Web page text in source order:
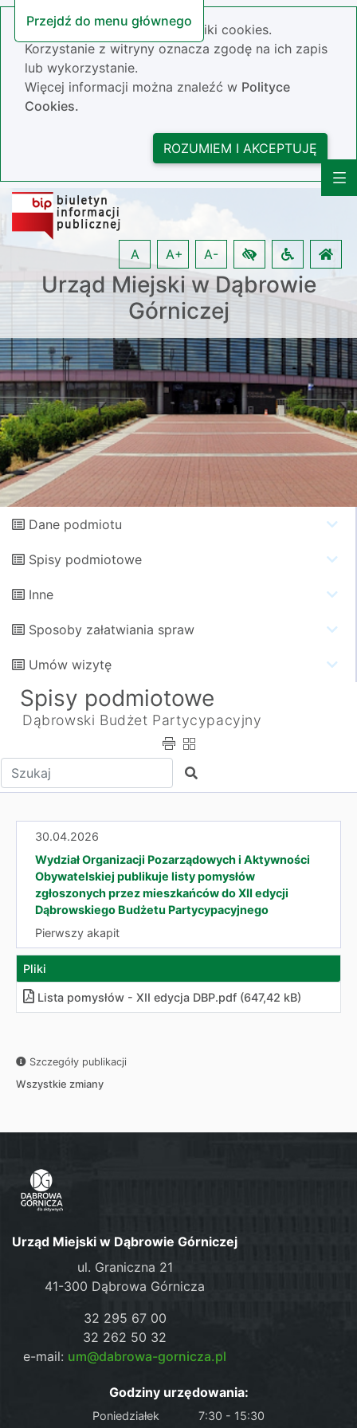
Przejdź do menu głównego
Nasza strona wykorzystuje pliki cookies.
Korzystanie z witryny oznacza zgodę na ich zapis
lub wykorzystanie.
Więcej informacji można znaleźć w Polityce
Cookies.
ROZUMIEM I AKCEPTUJĘ
Urząd Miejski w Dąbrowie
Górniczej
A A+ A-
Dane podmiotu
Spisy podmiotowe
Inne
Sposoby załatwiania spraw
Umów wizytę
Spisy podmiotowe
Dąbrowski Budżet Partycypacyjny
Wpisz tekst do wyszukania Szukaj
30.04.2026
Wydział Organizacji Pozarządowych i Aktywności
Obywatelskiej publikuje listy pomysłów
zgłoszonych przez mieszkańców do XII edycji
Dąbrowskiego Budżetu Partycypacyjnego
Pierwszy akapit
Pliki
Lista pomysłów - XII edycja DBP.pdf (647,42 kB)
Szczegóły publikacji
Wszystkie zmiany
Urząd Miejski w Dąbrowie Górniczej
ul. Graniczna 21
41-300 Dąbrowa Górnicza
32 295 67 00
32 262 50 32
e-mail: um@dabrowa-gornicza.pl
Godziny urzędowania:
Poniedziałek
7:30 - 15:30